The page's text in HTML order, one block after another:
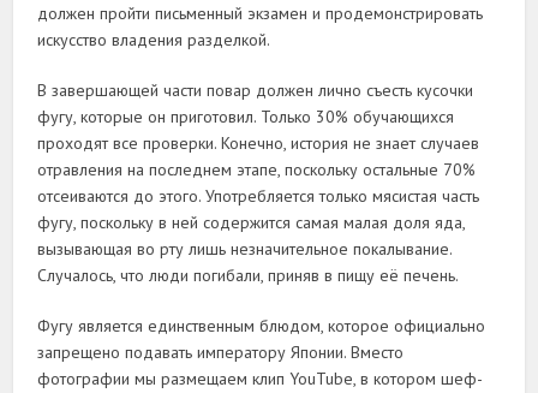
должен пройти письменный экзамен и продемонстрировать
искусство владения разделкой.
В завершающей части повар должен лично съесть кусочки
фугу, которые он приготовил. Только 30% обучающихся
проходят все проверки. Конечно, история не знает случаев
отравления на последнем этапе, поскольку остальные 70%
отсеиваются до этого. Употребляется только мясистая часть
фугу, поскольку в ней содержится самая малая доля яда,
вызывающая во рту лишь незначительное покалывание.
Случалось, что люди погибали, приняв в пищу её печень.
Фугу является единственным блюдом, которое официально
запрещено подавать императору Японии. Вместо
фотографии мы размещаем клип YouTube, в котором шеф-